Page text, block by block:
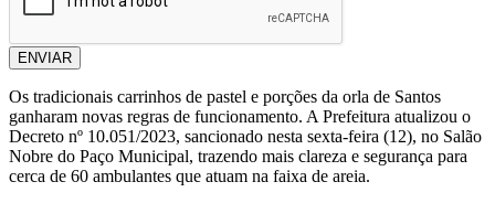
ENVIAR
Os tradicionais carrinhos de pastel e porções da orla de Santos
ganharam novas regras de funcionamento. A Prefeitura atualizou o
Decreto nº 10.051/2023, sancionado nesta sexta-feira (12), no Salão
Nobre do Paço Municipal, trazendo mais clareza e segurança para
cerca de 60 ambulantes que atuam na faixa de areia.